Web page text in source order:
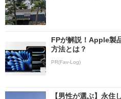
FPが解説！Apple製
方法とは？
PR(Fav-Log)
【男性が選ぶ】永住